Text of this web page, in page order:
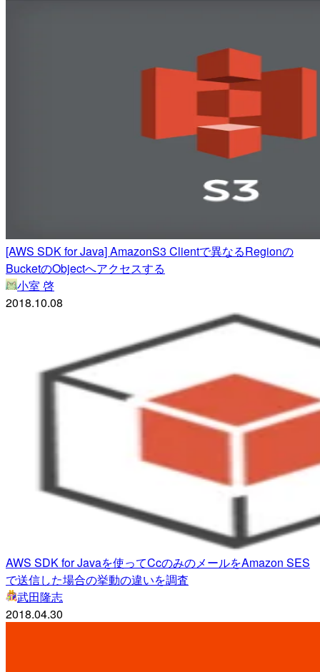
[AWS SDK for Java] AmazonS3 Clientで異なるRegionの
BucketのObjectへアクセスする
小室 啓
2018.10.08
AWS SDK for Javaを使ってCcのみのメールをAmazon SES
で送信した場合の挙動の違いを調査
武田隆志
2018.04.30